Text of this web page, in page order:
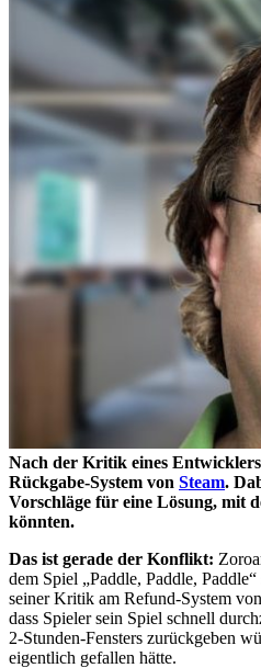
Nach der Kritik eines
Rückgabe-System von Steam.
Vorschläge für eine Lösung, mit
könnten.
Das ist gerade der Konflikt:
dem Spiel „Paddle, Paddle,
seiner Kritik am Refund-System
dass Spieler sein Spiel schnell
2-Stunden-Fensters zurückgeben
eigentlich gefallen hätte.